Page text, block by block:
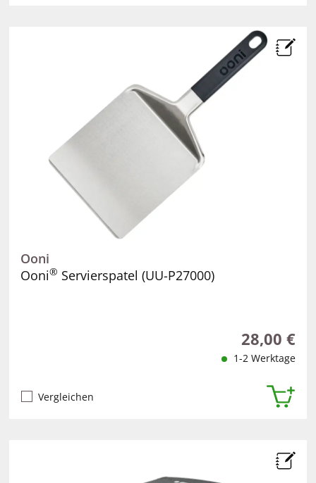
Ooni
Ooni® Servierspatel (UU-P27000)
Regulärer
28,00 €
1-2 Werktage
Vergleichen